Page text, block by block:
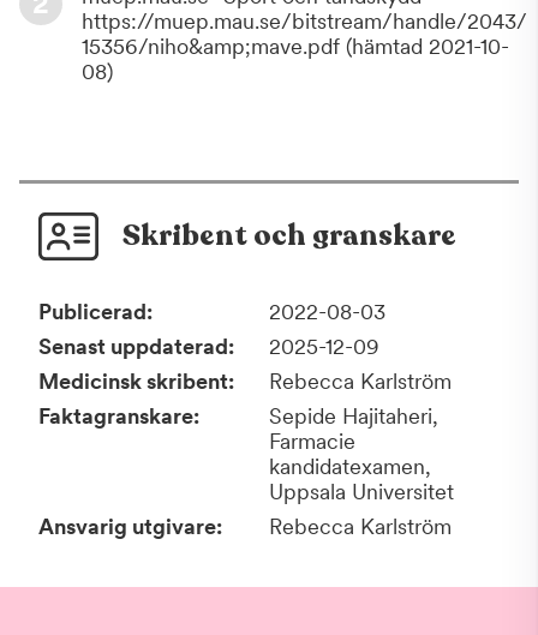
växer och tänderna utvecklar sig tills de
blir vuxna och du kan behöva ny storlek
för att skydda alla tänder.
https://muep.mau.se/bitstream/handle/2043/
15356/niho&amp;mave.pdf (hämtad 2021-10-
08)
Skribent och granskare
Publicerad:
2022-08-03
Senast uppdaterad:
2025-12-09
Medicinsk skribent:
Rebecca Karlström
Faktagranskare:
Sepide Hajitaheri,
Farmacie
kandidatexamen,
Uppsala Universitet
Ansvarig utgivare:
Rebecca Karlström